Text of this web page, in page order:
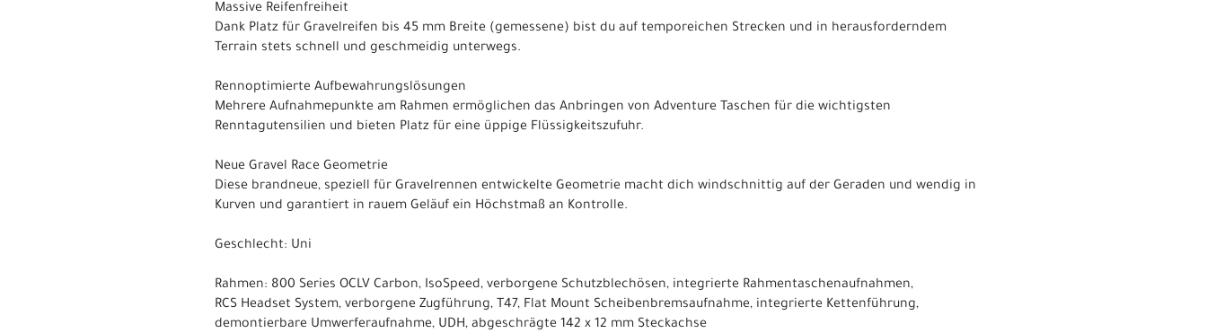
Massive Reifenfreiheit
Dank Platz für Gravelreifen bis 45 mm Breite (gemessene) bist du auf temporeichen Strecken und in herausforderndem
Terrain stets schnell und geschmeidig unterwegs.
Rennoptimierte Aufbewahrungslösungen
Mehrere Aufnahmepunkte am Rahmen ermöglichen das Anbringen von Adventure Taschen für die wichtigsten
Renntagutensilien und bieten Platz für eine üppige Flüssigkeitszufuhr.
Neue Gravel Race Geometrie
Diese brandneue, speziell für Gravelrennen entwickelte Geometrie macht dich windschnittig auf der Geraden und wendig in
Kurven und garantiert in rauem Geläuf ein Höchstmaß an Kontrolle.
Geschlecht: Uni
Rahmen: 800 Series OCLV Carbon, IsoSpeed, verborgene Schutzblechösen, integrierte Rahmentaschenaufnahmen,
RCS Headset System, verborgene Zugführung, T47, Flat Mount Scheibenbremsaufnahme, integrierte Kettenführung,
demontierbare Umwerferaufnahme, UDH, abgeschrägte 142 x 12 mm Steckachse